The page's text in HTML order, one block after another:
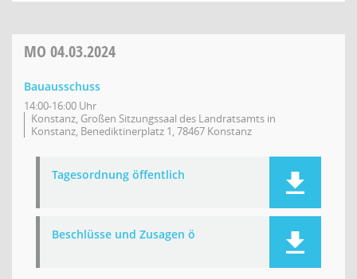
MO 04.03.2024
Bauausschuss
14:00-16:00 Uhr
Konstanz, Großen Sitzungssaal des Landratsamts in
Konstanz, Benediktinerplatz 1, 78467 Konstanz
Tagesordnung öffentlich
Beschlüsse und Zusagen ö